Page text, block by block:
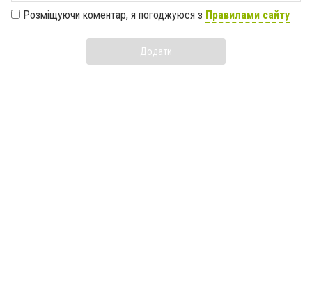
Розміщуючи коментар, я погоджуюся з Правилами сайту
Додати